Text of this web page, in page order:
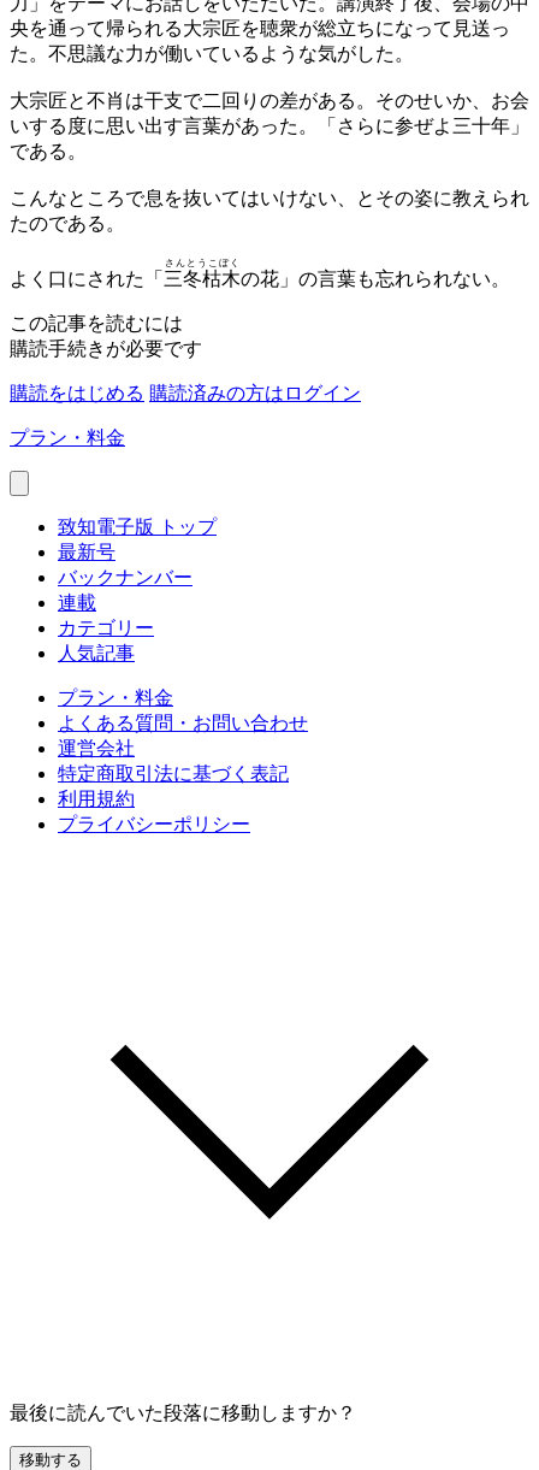
央を通って帰られる大宗匠を聴衆が総立ちになって見送っ
た。不思議な力が働いているような気がした。
大宗匠と不肖は干支で二回りの差がある。そのせいか、お会
いする度に思い出す言葉があった。「さらに参ぜよ三十年」
である。
こんなところで息を抜いてはいけない、とその姿に教えられ
たのである。
よく口にされた「 三冬枯木
さんとうこぼく
の花」の言葉も忘れられない。
この記事を読むには
購読手続きが必要です
購読をはじめる 購読済みの方はログイン
プラン・料金
致知電子版 トップ
最新号
バックナンバー
連載
カテゴリー
人気記事
プラン・料金
よくある質問・お問い合わせ
運営会社
特定商取引法に基づく表記
利用規約
プライバシーポリシー
最後に読んでいた段落に移動しますか？
移動する